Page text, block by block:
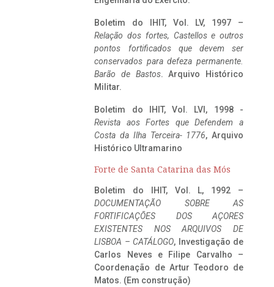
Boletim do IHIT, Vol. LV, 1997 –
Relação dos fortes, Castellos e outros
pontos fortificados que devem ser
conservados para defeza permanente.
Barão de Bastos. Arquivo Histórico
Militar.
Boletim do IHIT, Vol. LVI, 1998 -
Revista aos Fortes que Defendem a
Costa da Ilha Terceira- 1776, Arquivo
Histórico Ultramarino
Forte de Santa Catarina das Mós
Boletim do IHIT, Vol. L, 1992 –
DOCUMENTAÇÃO SOBRE AS
FORTIFICAÇÕES DOS AÇORES
EXISTENTES NOS ARQUIVOS DE
LISBOA – CATÁLOGO, Investigação de
Carlos Neves e Filipe Carvalho –
Coordenação de Artur Teodoro de
Matos. (Em construção)